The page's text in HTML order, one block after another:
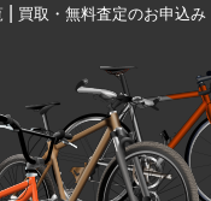
買取・無料査定のお申込み|